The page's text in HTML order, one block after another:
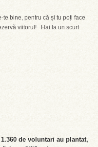
te bine, pentru că și tu poți face
viitorul! Hai la un scurt
de voluntari au plantat,